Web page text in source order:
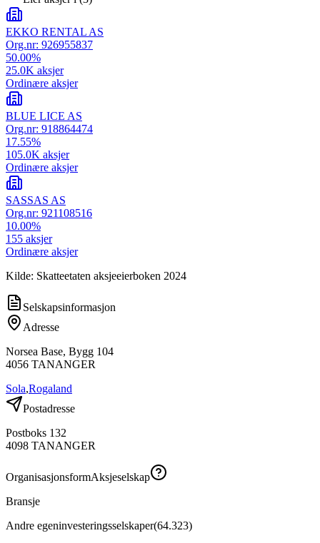
EKKO RENTAL AS
Org.nr: 926955837
50.00%
25.0K aksjer
Ordinære aksjer
BLUE LICE AS
Org.nr: 918864474
17.55%
105.0K aksjer
Ordinære aksjer
SASSAS AS
Org.nr: 921108516
10.00%
155 aksjer
Ordinære aksjer
Kilde: Skatteetaten aksjeeierboken 2024
Selskapsinformasjon
Adresse
Norsea Base, Bygg 104
4056 TANANGER
Sola,Rogaland
Postadresse
Postboks 132
4098 TANANGER
OrganisasjonsformAksjeselskap
Bransje
Andre egeninvesteringsselskaper(64.323)